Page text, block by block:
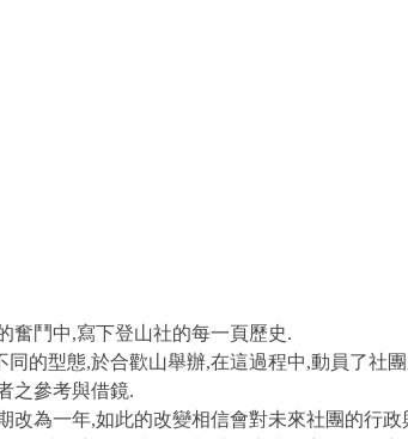
鬥中,寫下登山社的每一頁歷史.
型態,於合歡山舉辦,在這過程中,動員了社團
之參考與借鏡.
為一年,如此的改變相信會對未來社團的行政